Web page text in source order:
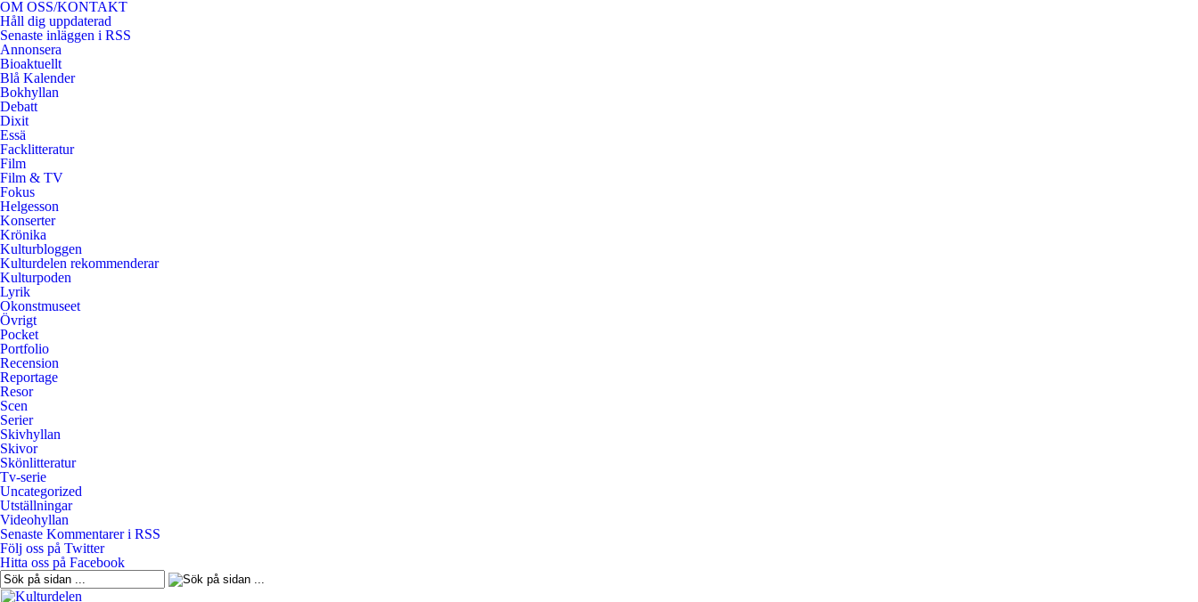
OM OSS/KONTAKT
Håll dig uppdaterad
Senaste inläggen i RSS
Annonsera
Bioaktuellt
Blå Kalender
Bokhyllan
Debatt
Dixit
Essä
Facklitteratur
Film
Film & TV
Fokus
Helgesson
Konserter
Krönika
Kulturbloggen
Kulturdelen rekommenderar
Kulturpoden
Lyrik
Okonstmuseet
Övrigt
Pocket
Portfolio
Recension
Reportage
Resor
Scen
Serier
Skivhyllan
Skivor
Skönlitteratur
Tv-serie
Uncategorized
Utställningar
Videohyllan
Senaste Kommentarer i RSS
Följ oss på Twitter
Hitta oss på Facebook